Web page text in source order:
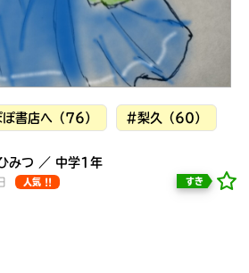
書店へ（76） #梨久（60）
みつ ／ 中学1年
人気 !! すき